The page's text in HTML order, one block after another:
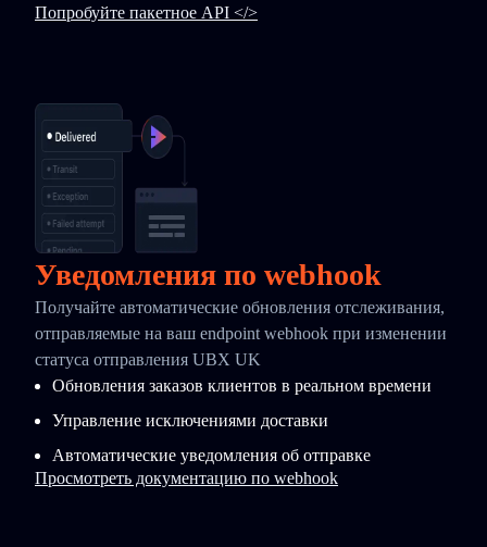
Попробуйте пакетное API </>
Уведомления по webhook
Получайте автоматические обновления отслеживания,
отправляемые на ваш endpoint webhook при изменении
статуса отправления UBX UK
Обновления заказов клиентов в реальном времени
Управление исключениями доставки
Автоматические уведомления об отправке
Просмотреть документацию по webhook